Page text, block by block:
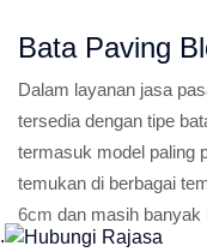
Bata Paving
Dalam layanan jasa
tersedia dengan tipe
termasuk model paling
temukan di berbagai
6cm dan masih banyak
.